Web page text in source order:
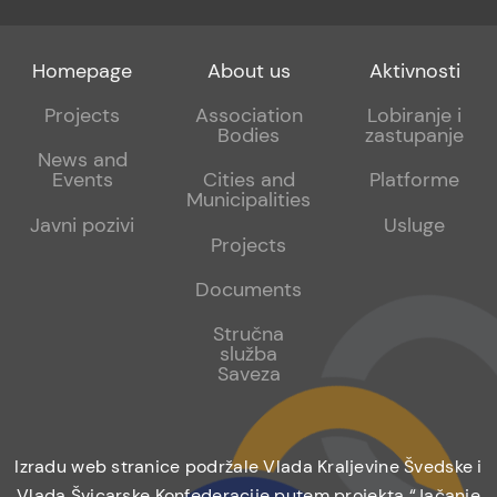
Footer
menu
Homepage
Projects
News and
Events
Javni pozivi
Footer
sub
About us
Association
Bodies
Cities and
Municipalities
Projects
Documents
Stručna
služba
Saveza
Footer
sub
Aktivnosti
Lobiranje i
zastupanje
Platforme
Usluge
Izradu web stranice podržale Vlada Kraljevine Švedske i